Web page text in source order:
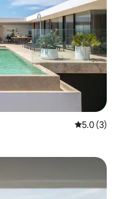
5.0 (3)